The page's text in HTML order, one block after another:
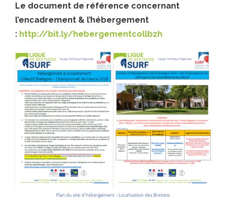
Le document de référence concernant
l’encadrement & l’hébergement
: http://bit.ly/hebergementcollbzh